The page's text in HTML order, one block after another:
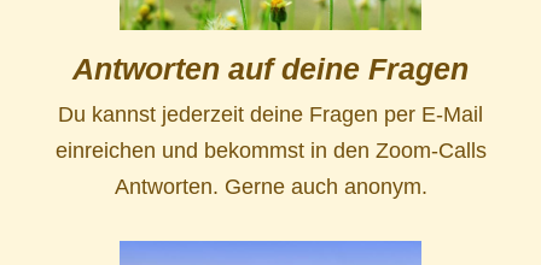
Antworten auf deine Fragen
Du kannst jederzeit deine Fragen per E-Mail
einreichen und bekommst in den Zoom-Calls
Antworten. Gerne auch anonym.